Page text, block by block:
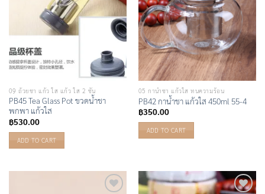
09 ถ้วยชา แก้ว ใส แก้ว ใส 2 ชั้น
PB45 Tea Glass Pot ขวดน้ำชา
พกพา แก้วใส
฿530.00
ADD TO CART
05 กาน้ำชา แก้วใส ทนความร้อน
PB42 กาน้ำชา แก้วใส 450ml 55-4
฿350.00
ADD TO CART